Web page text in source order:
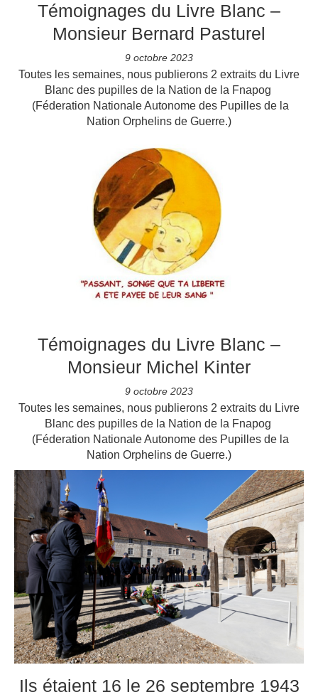
Témoignages du Livre Blanc –
Monsieur Bernard Pasturel
9 octobre 2023
Toutes les semaines, nous publierons 2 extraits du Livre
Blanc des pupilles de la Nation de la Fnapog
(Féderation Nationale Autonome des Pupilles de la
Nation Orphelins de Guerre.)
Témoignages du Livre Blanc –
Monsieur Michel Kinter
9 octobre 2023
Toutes les semaines, nous publierons 2 extraits du Livre
Blanc des pupilles de la Nation de la Fnapog
(Féderation Nationale Autonome des Pupilles de la
Nation Orphelins de Guerre.)
Ils étaient 16 le 26 septembre 1943